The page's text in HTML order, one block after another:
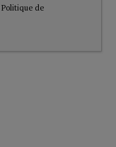
Politique de